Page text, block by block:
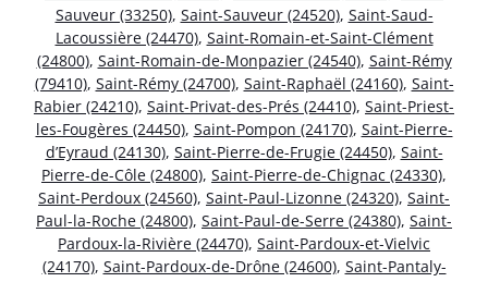
Sauveur (33250), Saint-Sauveur (24520), Saint-Saud-
Lacoussière (24470), Saint-Romain-et-Saint-Clément
(24800), Saint-Romain-de-Monpazier (24540), Saint-Rémy
(79410), Saint-Rémy (24700), Saint-Raphaël (24160), Saint-
Rabier (24210), Saint-Privat-des-Prés (24410), Saint-Priest-
les-Fougères (24450), Saint-Pompon (24170), Saint-Pierre-
d’Eyraud (24130), Saint-Pierre-de-Frugie (24450), Saint-
Pierre-de-Côle (24800), Saint-Pierre-de-Chignac (24330),
Saint-Perdoux (24560), Saint-Paul-Lizonne (24320), Saint-
Paul-la-Roche (24800), Saint-Paul-de-Serre (24380), Saint-
Pardoux-la-Rivière (24470), Saint-Pardoux-et-Vielvic
(24170), Saint-Pardoux-de-Drône (24600), Saint-Pantaly-